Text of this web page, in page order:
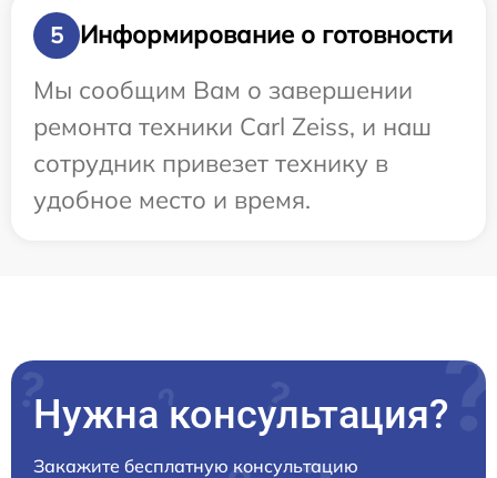
5
Информирование о готовности
Мы сообщим Вам о завершении
ремонта техники Carl Zeiss, и наш
сотрудник привезет технику в
удобное место и время.
Нужна консультация?
Закажите бесплатную консультацию